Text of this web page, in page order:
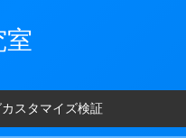
室
スタマイズ検証